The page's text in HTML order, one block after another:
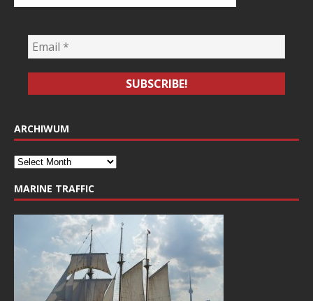
ARCHIWUM
MARINE TRAFFIC